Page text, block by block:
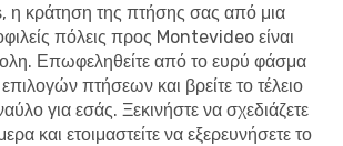
η κράτηση της πτήσης σας από μια
πόλεις προς Montevideo είναι
Επωφεληθείτε από το ευρύ φάσμα
πτήσεων και βρείτε το τέλειο
για εσάς. Ξεκινήστε να σχεδιάζετε
και ετοιμαστείτε να εξερευνήσετε το